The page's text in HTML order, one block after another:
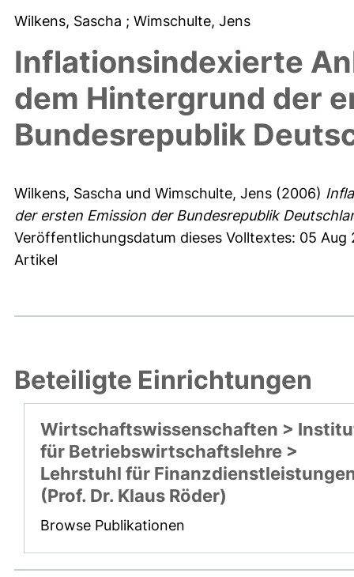
Wilkens, Sascha ; Wimschulte, Jens
Inflationsindexierte
dem Hintergrund der
Bundesrepublik
Wilkens, Sascha und Wimschulte, Jens (2006)
der ersten Emission der Bundesrepublik
Veröffentlichungsdatum dieses Volltextes: 05 Aug
Artikel
Beteiligte Einrichtungen
Wirtschaftswissenschaften >
für Betriebswirtschaftslehre >
Lehrstuhl für
(Prof. Dr. Klaus Röder)
Browse Publikationen